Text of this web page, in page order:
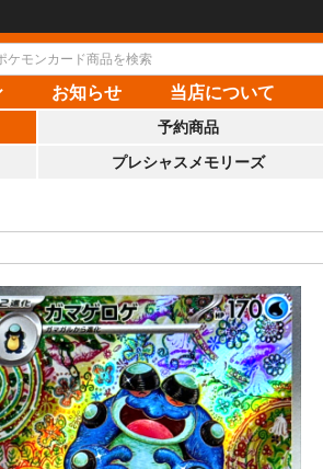
お知らせ 当店について
予約商品
プレシャスメモリーズ